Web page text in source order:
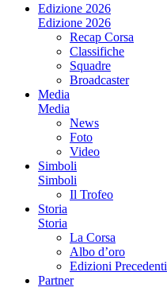
Edizione 2026
Edizione 2026
Recap Corsa
Classifiche
Squadre
Broadcaster
Media
Media
News
Foto
Video
Simboli
Simboli
Il Trofeo
Storia
Storia
La Corsa
Albo d’oro
Edizioni Precedenti
Partner